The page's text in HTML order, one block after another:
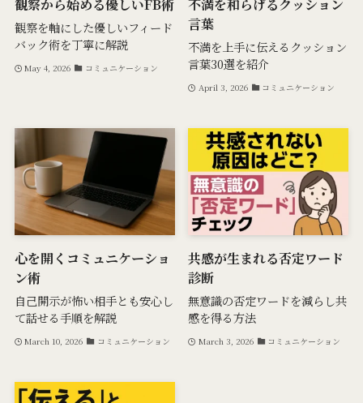
観察から始める優しいFB術
観察を軸にした優しいフィード
バック術を丁寧に解説
May 4, 2026 コミュニケーション
不満を和らげるクッション
言葉
不満を上手に伝えるクッション
言葉30選を紹介
April 3, 2026 コミュニケーション
心を開くコミュニケーショ
ン術
自己開示が怖い相手とも安心し
て話せる手順を解説
March 10, 2026 コミュニケーション
共感が生まれる否定ワード
診断
無意識の否定ワードを減らし共
感を得る方法
March 3, 2026 コミュニケーション